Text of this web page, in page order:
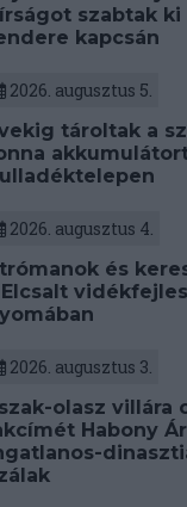
szabtak ki
kapcsán
2026. augusztus 5.
tároltak a
2026. augusztus 4.
és
Elcsalt
2026. augusztus 3.
olasz villára
Habony